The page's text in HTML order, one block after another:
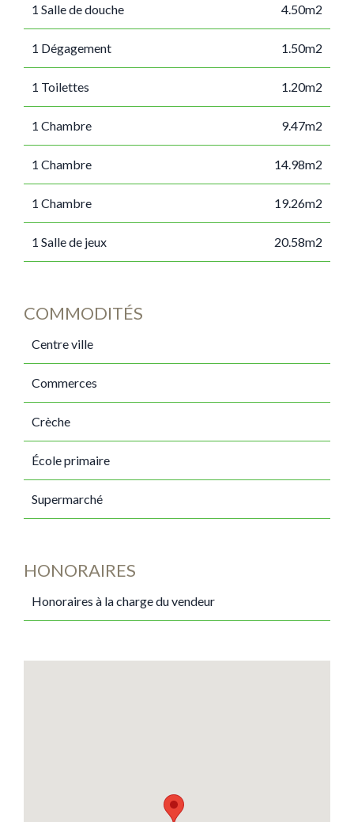
1 Salle de douche 4.50m2
1 Dégagement 1.50m2
1 Toilettes 1.20m2
1 Chambre 9.47m2
1 Chambre 14.98m2
1 Chambre 19.26m2
1 Salle de jeux 20.58m2
COMMODITÉS
Centre ville
Commerces
Crèche
École primaire
Supermarché
HONORAIRES
Honoraires à la charge du vendeur